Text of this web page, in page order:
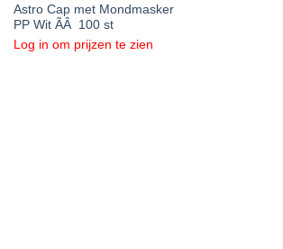
Astro Cap met Mondmasker
PP Wit ÃÂ 100 st
Log in om prijzen te zien